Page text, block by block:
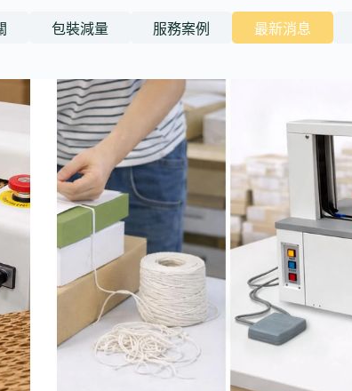
包裝減量 服務案例 最新消息